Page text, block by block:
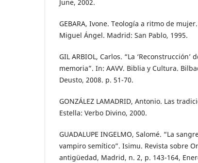
June, 2002.
GEBARA, Ivone. Teología a ritmo de mujer.
Miguel Ángel. Madrid: San Pablo, 1995.
GIL ARBIOL, Carlos. “La
memoria”. In: AAVV. Biblia y Cultura.
Deusto, 2008. p. 51-70.
GONZÁLEZ LAMADRID, Antonio. Las
Estella: Verbo Divino, 2000.
GUADALUPE INGELMO, Salomé. “La
vampiro semítico”. Isimu. Revista sobre
antigüedad, Madrid, n. 2, p. 143-164,